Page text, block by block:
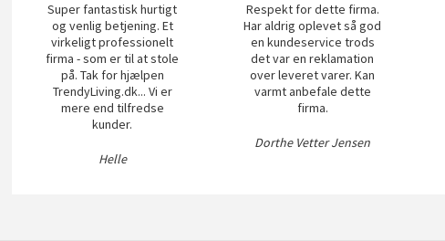
Super fantastisk hurtigt
og venlig betjening. Et
virkeligt professionelt
firma - som er til at stole
på. Tak for hjælpen
TrendyLiving.dk... Vi er
mere end tilfredse
kunder.
Helle
Respekt for dette firma.
Har aldrig oplevet så god
en kundeservice trods
det var en reklamation
over leveret varer. Kan
varmt anbefale dette
firma.
Dorthe Vetter Jensen